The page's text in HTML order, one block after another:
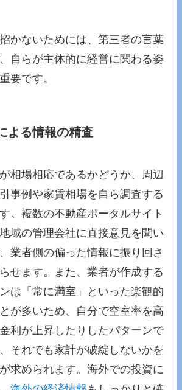
かないためには、第三者の言葉
自らが主体的に経営に関わる姿
要です。
よる情報の精査
相場相応であるかどうか、周辺
事例や家賃相場を自ら調査する
。複数の不動産ポータルサイト
域の管理会社に直接意見を聞い
業者側の偏った情報に振り回さ
せます。また、業者が作成する
は「常に満室」といった楽観的
が多いため、自分で空室率を高
利が上昇したりしたパターンで
それでも家計が破綻しないかを
求められます。海外での投資に